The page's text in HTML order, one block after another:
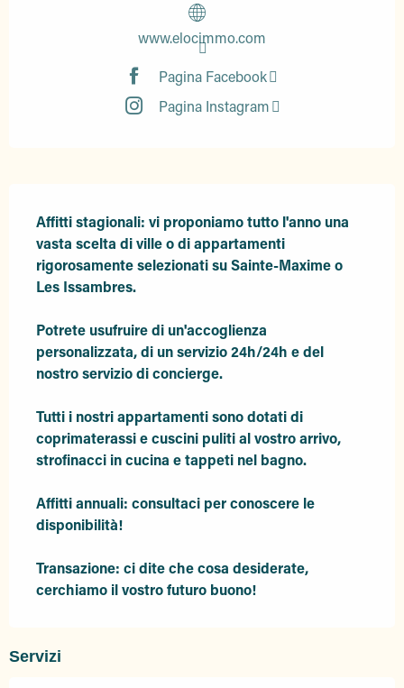
www.elocimmo.com
Pagina Facebook
Pagina Instagram
Affitti stagionali: vi proponiamo tutto l'anno una
vasta scelta di ville o di appartamenti
rigorosamente selezionati su Sainte-Maxime o
Les Issambres.
Potrete usufruire di un'accoglienza
personalizzata, di un servizio 24h/24h e del
nostro servizio di concierge.
Tutti i nostri appartamenti sono dotati di
coprimaterassi e cuscini puliti al vostro arrivo,
strofinacci in cucina e tappeti nel bagno.
Affitti annuali: consultaci per conoscere le
disponibilità!
Transazione: ci dite che cosa desiderate,
cerchiamo il vostro futuro buono!
Servizi